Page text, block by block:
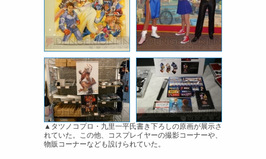
▲タツノコプロ・九里一平氏書き下ろしの原画が展示さ
れていた。この他、コスプレイヤーの撮影コーナーや、
物販コーナーなども設けられていた。